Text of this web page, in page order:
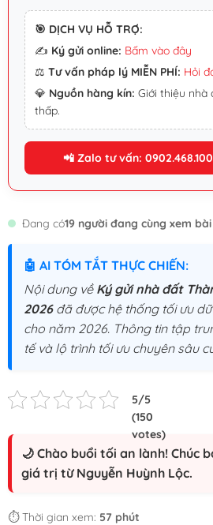
🎯 DỊCH VỤ HỖ TRỢ:
✍️ Ký gửi online: Bấm vào đây
⚖️ Tư vấn pháp lý MIỄN PHÍ: Hỏi
💎 Nguồn hàng kín: Giới thiệu nhà
thấp.
📲 Zalo tư vấn:
Đang có19 người đang cùng xem
🤖 AI TÓM TẮT THỰC CHIẾN:
Nội dung về Ký gửi nhà đất
2026đã được hệ thống tối ưu dữ
cho năm 2026. Thông tin tập
tế và lộ trình tối ưu chuyên sâu
🌙 Chào buổi tối an lành! Chúc
giá trị từ Nguyễn Huỳnh Lộc.
⏱️ Thời gian xem: 57 phút